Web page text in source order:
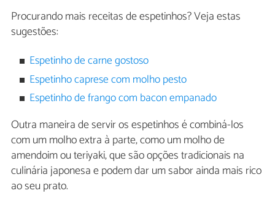
Procurando mais receitas de espetinhos? Veja estas
sugestões:
Espetinho de carne gostoso
Espetinho caprese com molho pesto
Espetinho de frango com bacon empanado
Outra maneira de servir os espetinhos é combiná-los
com um molho extra à parte, como um molho de
amendoim ou teriyaki, que são opções tradicionais na
culinária japonesa e podem dar um sabor ainda mais rico
ao seu prato.